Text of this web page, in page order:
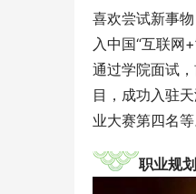
喜欢尝试新事
入中国“互联网
通过学院面试
目，成功入驻
业大赛第四名等
职业规划